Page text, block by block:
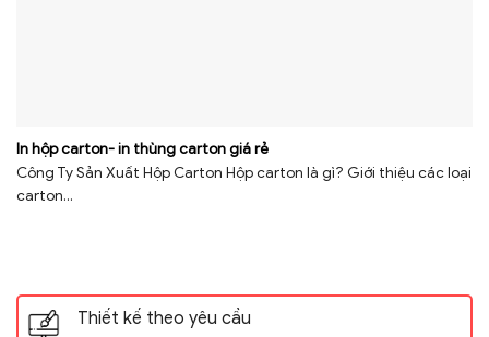
In hộp carton- in thùng carton giá rẻ
Công Ty Sản Xuất Hộp Carton Hộp carton là gì? Giới thiệu các loại
carton...
Thiết kế theo yêu cầu